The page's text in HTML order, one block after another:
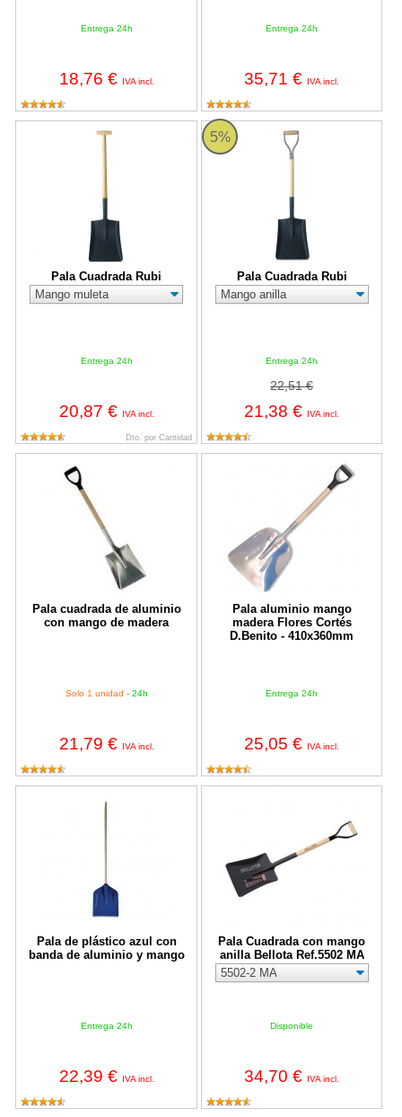
Entrega 24h
18,76 € IVA incl.
Entrega 24h
35,71 € IVA incl.
Pala Cuadrada Rubi
Entrega 24h
20,87 € IVA incl.
Dto. por Cantidad
Pala Cuadrada Rubi 5%
Pala Cuadrada Rubi
Entrega 24h
22,51 €
21,38 € IVA incl.
Pala Cuadrada Rubi
Pala cuadrada de aluminio
con mango de madera
Solo 1 unidad - 24h
21,79 € IVA incl.
Pala cuadrada de aluminio con mango de madera
Pala aluminio mango
madera Flores Cortés
D.Benito - 410x360mm
Entrega 24h
25,05 € IVA incl.
Pala aluminio mango madera
Pala de plástico azul con
banda de aluminio y mango
Entrega 24h
22,39 € IVA incl.
Pala Cuadrada con mango
anilla Bellota Ref.5502 MA
Disponible
34,70 € IVA incl.